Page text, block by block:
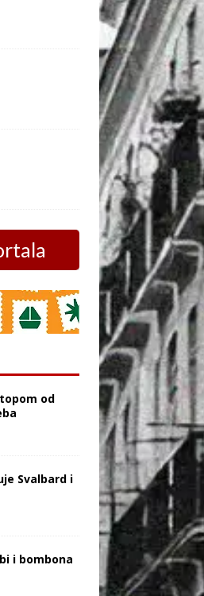
od
Svalbard i
i bombona